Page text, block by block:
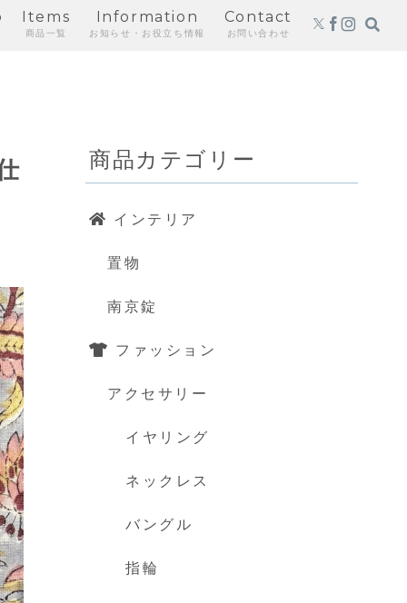
Items
商品一覧
Information
お知らせ・お役立ち情報
Contact
お問い合わせ
商品カテゴリー
インテリア
置物
南京錠
ファッション
アクセサリー
イヤリング
ネックレス
バングル
指輪